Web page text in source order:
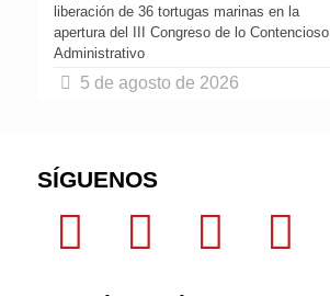
liberación de 36 tortugas marinas en la
apertura del III Congreso de lo Contencioso
Administrativo
5 de agosto de 2026
SÍGUENOS